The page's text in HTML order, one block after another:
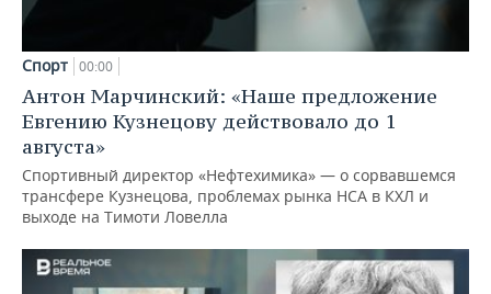
Спорт 00:00
Антон Марчинский: «Наше предложение
Евгению Кузнецову действовало до 1
августа»
Спортивный директор «Нефтехимика» — о сорвавшемся
трансфере Кузнецова, проблемах рынка НСА в КХЛ и
выходе на Тимоти Ловелла